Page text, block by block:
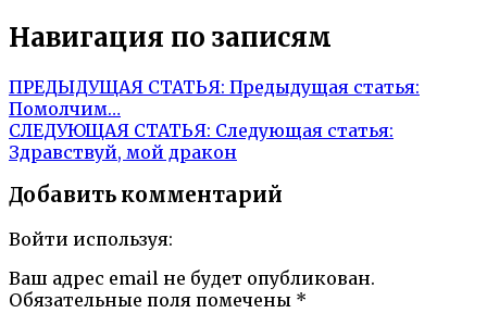
Навигация по записям
ПРЕДЫДУЩАЯ СТАТЬЯ: Предыдущая статья:
Помолчим…
СЛЕДУЮЩАЯ СТАТЬЯ: Следующая статья:
Здравствуй, мой дракон
Добавить комментарий
Войти используя:
Ваш адрес email не будет опубликован.
Обязательные поля помечены *